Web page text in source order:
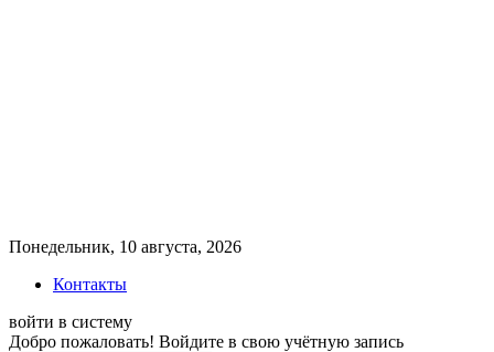
Понедельник, 10 августа, 2026
Контакты
войти в систему
Добро пожаловать! Войдите в свою учётную запись